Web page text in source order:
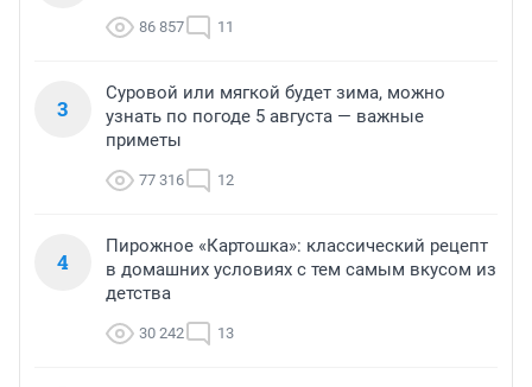
86 857 11
3
Суровой или мягкой будет зима, можно
узнать по погоде 5 августа — важные
приметы
77 316 12
4
Пирожное «Картошка»: классический рецепт
в домашних условиях с тем самым вкусом из
детства
30 242 13